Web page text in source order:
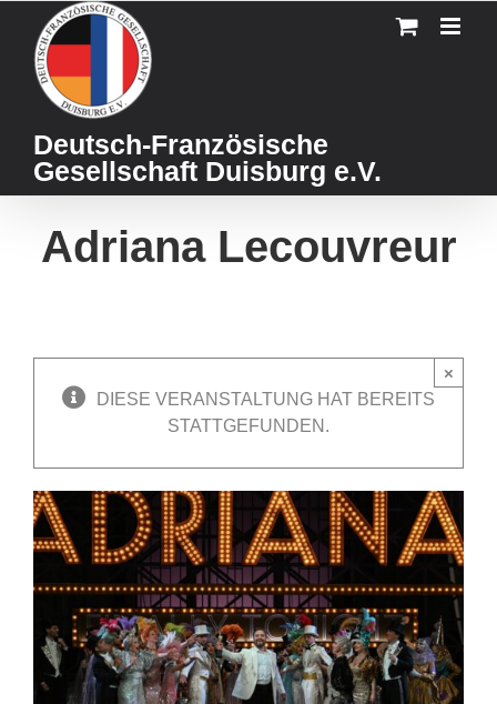
content
Deutsch-Französische
Gesellschaft Duisburg e.V.
Adriana Lecouvreur
DIESE VERANSTALTUNG HAT BEREITS
STATTGEFUNDEN.
×